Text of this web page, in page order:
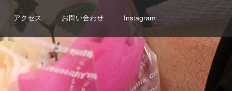
アクセス お問い合わせ Instagram